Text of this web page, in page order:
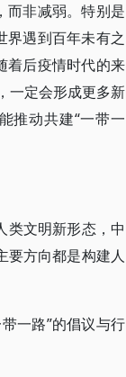
而非减弱。特别是
界遇到百年未有之
着后疫情时代的来
一定会形成更多新
推动共建“一带一
类文明新形态，中
要方向都是构建人
一路”的倡议与行